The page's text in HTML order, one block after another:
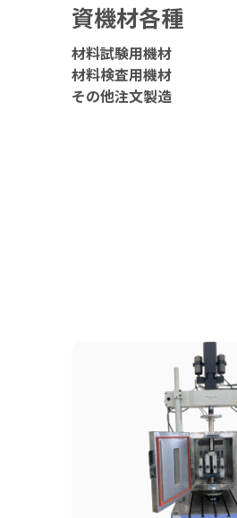
資機材各種
材料試験用機材
材料検査用機材
その他注文製造